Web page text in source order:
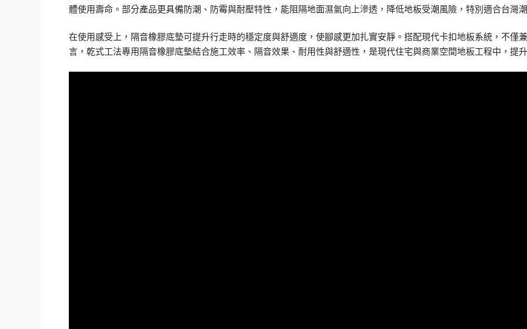
體使用壽命。部分產品更具備防潮、防霉與耐壓特性，能阻隔地面濕氣向上滲透，降低地板受潮風險，特別適合台灣
在使用感受上，隔音橡膠底墊可提升行走時的穩定度與舒適度，使腳感更加扎實安靜。搭配現代卡扣地板系統，不僅
言，乾式工法專用隔音橡膠底墊結合施工效率、隔音效果、耐用性與舒適性，是現代住宅與商業空間地板工程中，提